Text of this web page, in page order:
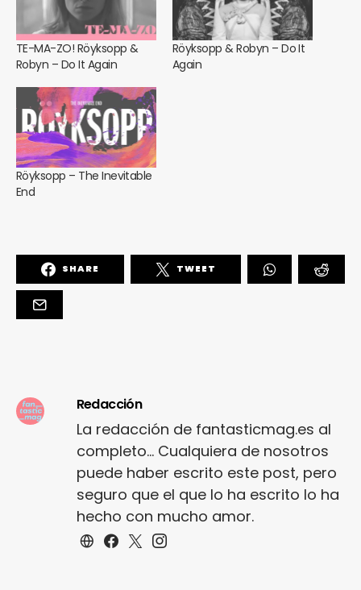
TE-MA-ZO! Röyksopp &
Robyn – Do It Again
Röyksopp & Robyn – Do It
Again
Röyksopp – The Inevitable
End
SHARE TWEET
Redacción
La redacción de fantasticmag.es al
completo... Cualquiera de nosotros
puede haber escrito este post, pero
seguro que el que lo ha escrito lo ha
hecho con mucho amor.